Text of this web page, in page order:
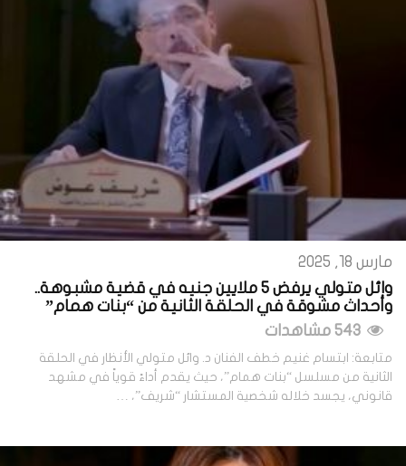
مارس 18, 2025
وائل متولي يرفض 5 ملايين جنيه في قضية مشبوهة..
وأحداث مشوقة في الحلقة الثانية من “بنات همام”
متابعة: ابتسام غنيم خطف الفنان د. وائل متولي الأنظار في الحلقة
الثانية من مسلسل “بنات همام”، حيث يقدم أداءً قوياً في مشهد
قانوني، يجسد خلاله شخصية المستشار “شريف”، …